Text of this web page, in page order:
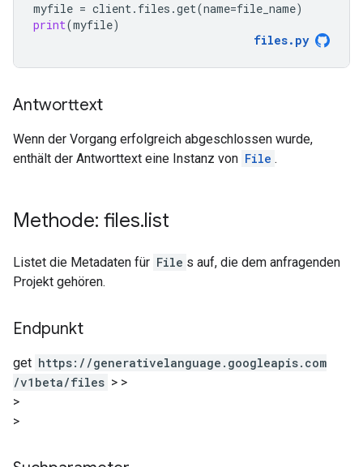
myfile = client. files .get(name=file_name)
print(myfile)
files. py
Antworttext
Wenn der Vorgang erfolgreich abgeschlossen wurde,
enthält der Antworttext eine Instanz von File .
Methode: files.list
Listet die Metadaten für File s auf, die dem anfragenden
Projekt gehören.
Endpunkt
get https: / /generativelanguage.googleapis.com
/v1beta/files > >
>
>